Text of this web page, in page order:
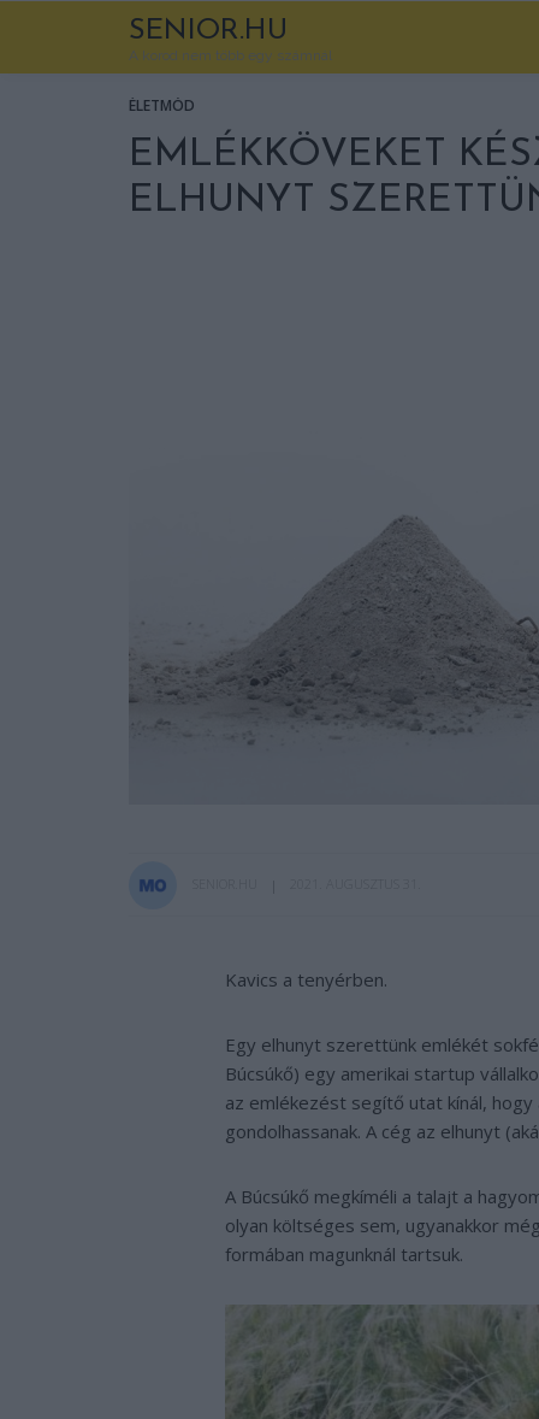
SENIOR.HU
A korod nem több egy számnál
ÉLETMÓD
EMLÉKKÖVEKET
ELHUNYT
Kavics a tenyérben.
Egy elhunyt szerettünk emlékét
Búcsúkő) egy amerikai startup
az emlékezést segítő utat kínál,
gondolhassanak. A cég az elhunyt
A Búcsúkő megkíméli a talajt a
olyan költséges sem, ugyanakkor
formában magunknál tartsuk.